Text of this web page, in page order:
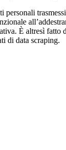
personali
È altresì fatto
di data scraping.